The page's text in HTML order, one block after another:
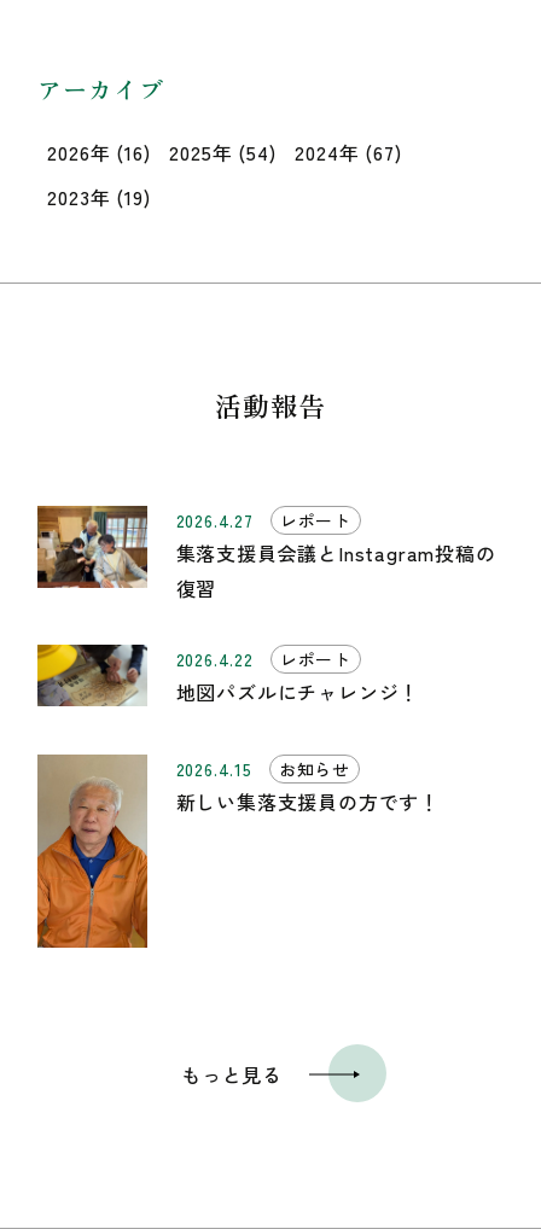
アーカイブ
2026年 (16) 2025年 (54) 2024年 (67)
2023年 (19)
活動報告
もっと見る
2026.4.27 レポート
集落支援員会議とInstagram投稿の
復習
2026.4.22 レポート
地図パズルにチャレンジ！
2026.4.15 お知らせ
新しい集落支援員の方です！